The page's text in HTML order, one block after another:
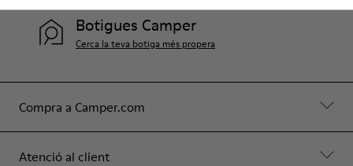
Compra a Camper.com
Atenció al client
Botigues Camper
Cerca la teva botiga més propera